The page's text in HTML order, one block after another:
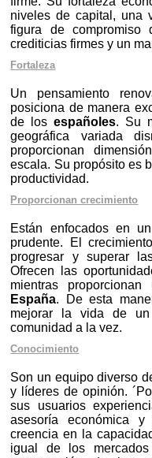
niveles de capital, una
figura de compromiso
crediticias firmes y un
Fortaleza
Un pensamiento
posiciona de manera
de losespañoles. Su
geográfica variada
proporcionan
escala. Su propósito es
productividad.
Proporcionan crecimiento
Están enfocados en
prudente. El
progresar y superar
Ofrecen las
mientras
España. De esta
mejorar la vida de
comunidad a la vez.
Conocimiento
Son un equipo diverso
y líderes de opinión.
sus usuarios
asesoría económica
creencia en la
igual de los